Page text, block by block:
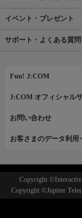
イベント・プレゼント
サポート・よくある質問
Fun! J:COM
J:COM オフィシャル
お問い合わせ
お客さまのデータ利用
Copyright
Copyright ©Jupiter